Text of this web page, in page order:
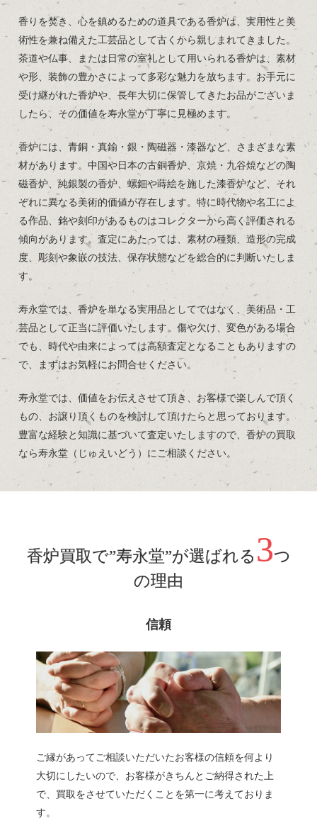
香りを焚き、心を鎮めるための道具である香炉は、実用性と美
術性を兼ね備えた工芸品として古くから親しまれてきました。
茶道や仏事、または日常の室礼として用いられる香炉は、素材
や形、装飾の豊かさによって多彩な魅力を放ちます。お手元に
受け継がれた香炉や、長年大切に保管してきたお品がございま
したら、その価値を寿永堂が丁寧に見極めます。
香炉には、青銅・真鍮・銀・陶磁器・漆器など、さまざまな素
材があります。中国や日本の古銅香炉、京焼・九谷焼などの陶
磁香炉、純銀製の香炉、螺鈿や蒔絵を施した漆香炉など、それ
ぞれに異なる美術的価値が存在します。特に時代物や名工によ
る作品、銘や刻印があるものはコレクターから高く評価される
傾向があります。査定にあたっては、素材の種類、造形の完成
度、彫刻や象嵌の技法、保存状態などを総合的に判断いたしま
す。
寿永堂では、香炉を単なる実用品としてではなく、美術品・工
芸品として正当に評価いたします。傷や欠け、変色がある場合
でも、時代や由来によっては高額査定となることもありますの
で、まずはお気軽にお問合せください。
寿永堂では、価値をお伝えさせて頂き、お客様で楽しんで頂く
もの、お譲り頂くものを検討して頂けたらと思っております。
豊富な経験と知識に基づいて査定いたしますので、香炉の買取
なら寿永堂（じゅえいどう）にご相談ください。
香炉買取で”寿永堂”が選ばれる 3つ
の理由
信頼
ご縁があってご相談いただいたお客様の信頼を何より
大切にしたいので、お客様がきちんとご納得された上
で、買取をさせていただくことを第一に考えておりま
す。